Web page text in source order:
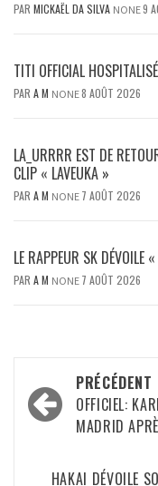
PAR MICKAËL DA SILVA NONE9
TITI OFFICIAL
PAR A M NONE8 AOÛT 2026
LA_URRRR EST DE
CLIP « LAVEUKA »
PAR A M NONE 7 AOÛT 2026
LE RAPPEUR SK DÉVOILE
PAR A M NONE 7 AOÛT 2026
Navigation
d’article
PRÉCÉDENT
OFFICIEL:
MADRID
HAKAI DÉVOILE